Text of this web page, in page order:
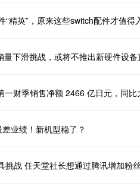
“精英”，原来这些switch配件才值得
量下滑挑战，或将不推出新硬件设
一财季销售净额 2466 亿日元，同比
业绩！新机型稳了？
挑战 任天堂社长想通过腾讯增加粉丝